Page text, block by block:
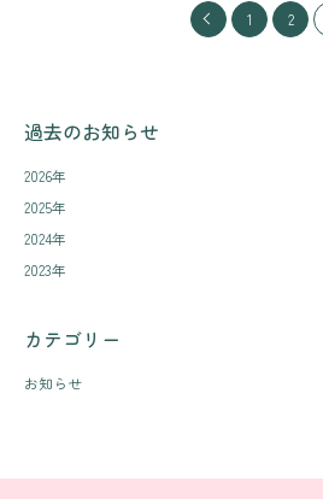
1 2
過去のお知らせ
2026年
2025年
2024年
2023年
カテゴリー
お知らせ